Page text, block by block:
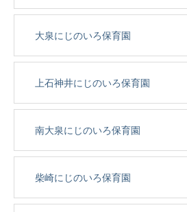
大泉にじのいろ保育園
上石神井にじのいろ保育園
南大泉にじのいろ保育園
柴崎にじのいろ保育園